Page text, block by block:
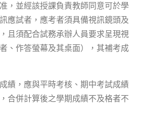
，並經該授課負責教師同意可於學
應試者，應考者須具備視訊鏡頭及
且須配合試務承辦人員要求呈現視
、作答螢幕及其桌面），其補考成
績，應與平時考核、期中考試成績
合併計算後之學期成績不及格者不